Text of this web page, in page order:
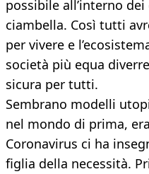
possibile all’interno
ciambella. Così tutti
per vivere e
società più equa
sicura per tutti.
Sembrano modelli
nel mondo di prima,
Coronavirus ci ha
figlia della necessità.